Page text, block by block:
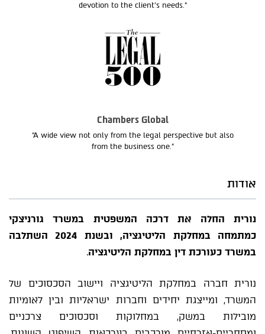
devotion to the client’s needs.“
Chambers Global
“A wide view not only from the legal perspective but also
from the business one.”
אודות
נורית החלה את דרכה המשפטית במשרד גורניצקי
כמתמחה במחלקת הליטיגציה, ובשנת 2024 השתלבה
במשרד כעורכת דין במחלקת הליטיגציה.
נורית חברה במחלקת הליטיגציה ויישוב הסכסוכים של
המשרד, ומייצגת יחידים וחברות ישראליות ובין לאומיות
מובילות במשק, במחלוקות וסכסוכים צרכניים